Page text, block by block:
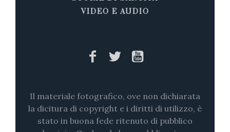
VIDEO E AUDIO
Il materiale fotografico, ove non dichiarata
la dicitura di copyright e i diritti di utilizzo, è
stato in buona fede ritenuto di pubblico